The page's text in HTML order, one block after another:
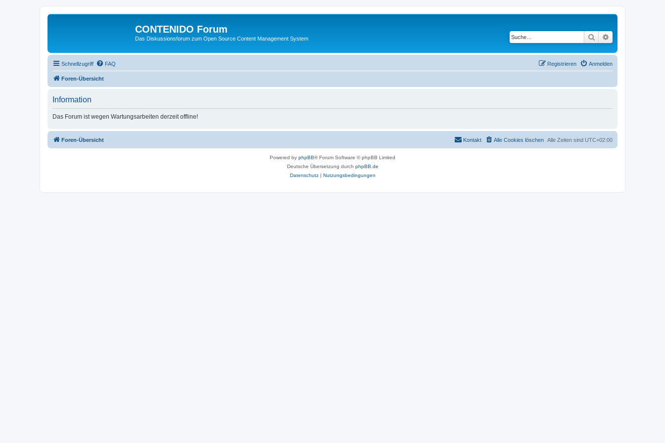
CONTENIDO Forum
Das Diskussionsforum zum Open Source Content Management System Suche
Schnellzugriff FAQ Anmelden
Registrieren
Foren-Übersicht
Information
Das Forum ist wegen Wartungsarbeiten derzeit offline!
Foren-Übersicht Alle Zeiten sind UTC+02:00
Alle Cookies löschen
Kontakt
Powered by phpBB® Forum Software © phpBB Limited
Deutsche Übersetzung durch phpBB.de
Datenschutz| Nutzungsbedingungen